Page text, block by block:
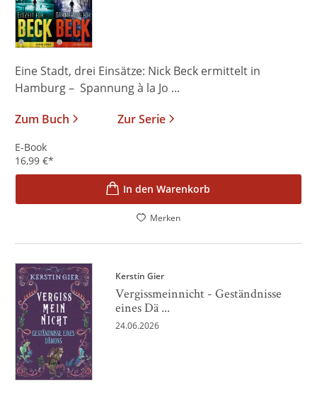
Eine Stadt, drei Einsätze: Nick Beck ermittelt in
Hamburg – Spannung à la Jo ...
Zum Buch
Zur Serie
E-Book
16,99 €*
In den Warenkorb
Merken
Kerstin Gier
Vergissmeinnicht - Geständnisse
eines Dä ...
24.06.2026